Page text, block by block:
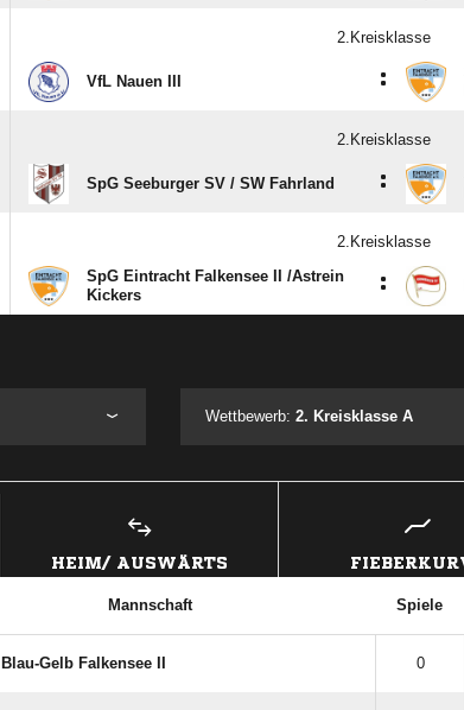
2.Kreisklasse
VfL Nauen III :
2.Kreisklasse
SpG Seeburger SV /​ SW Fahrland :
2.Kreisklasse
SpG Eintracht Falkensee II /​Astrein
Kickers
:
Wettbewerb:2. Kreisklasse A
HEIM/ AUSWÄRTS
Mannschaft Spiele
Blau-Gelb Falkensee II 0